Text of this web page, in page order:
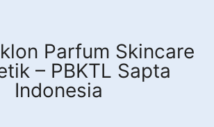
Parfum Skincare
– PBKTL Sapta
Indonesia